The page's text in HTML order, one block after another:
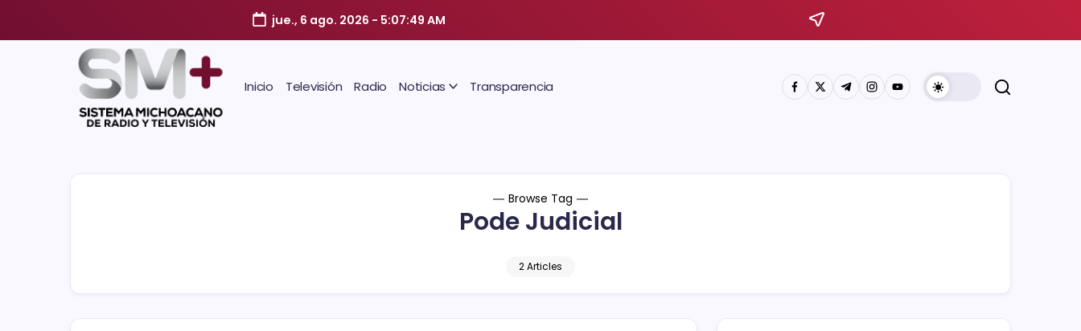
jue., 6 ago. 2026 - 5:07:49 AM
Inicio Televisión Radio Noticias Transparencia
Browse Tag
Pode Judicial
2 Articles